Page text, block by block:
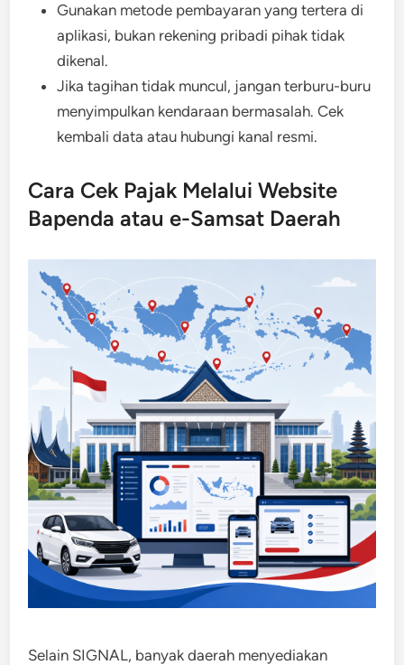
Gunakan metode pembayaran yang tertera di
aplikasi, bukan rekening pribadi pihak tidak
dikenal.
Jika tagihan tidak muncul, jangan terburu-buru
menyimpulkan kendaraan bermasalah. Cek
kembali data atau hubungi kanal resmi.
Cara Cek Pajak Melalui Website
Bapenda atau e-Samsat Daerah
Selain SIGNAL, banyak daerah menyediakan